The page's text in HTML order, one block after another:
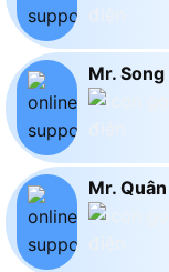
Mr. Song
Mr. Quân